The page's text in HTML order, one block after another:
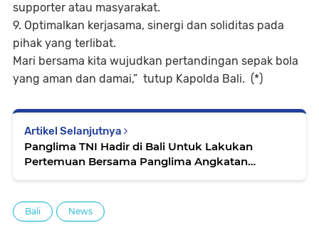
supporter atau masyarakat.
9. Optimalkan kerjasama, sinergi dan soliditas pada
pihak yang terlibat.
Mari bersama kita wujudkan pertandingan sepak bola
yang aman dan damai,” tutup Kapolda Bali. (*)
Artikel Selanjutnya
Panglima TNI Hadir di Bali Untuk Lakukan
Pertemuan Bersama Panglima Angkatan
Bali News